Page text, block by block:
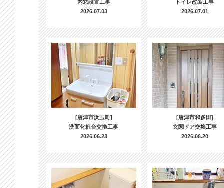
内窓設置工事
2026.07.03
トイレ改装工事
2026.07.01
[唐津市浜玉町]
洗面化粧台交換工事
2026.06.23
[唐津市和多田]
玄関ドア交換工事
2026.06.20